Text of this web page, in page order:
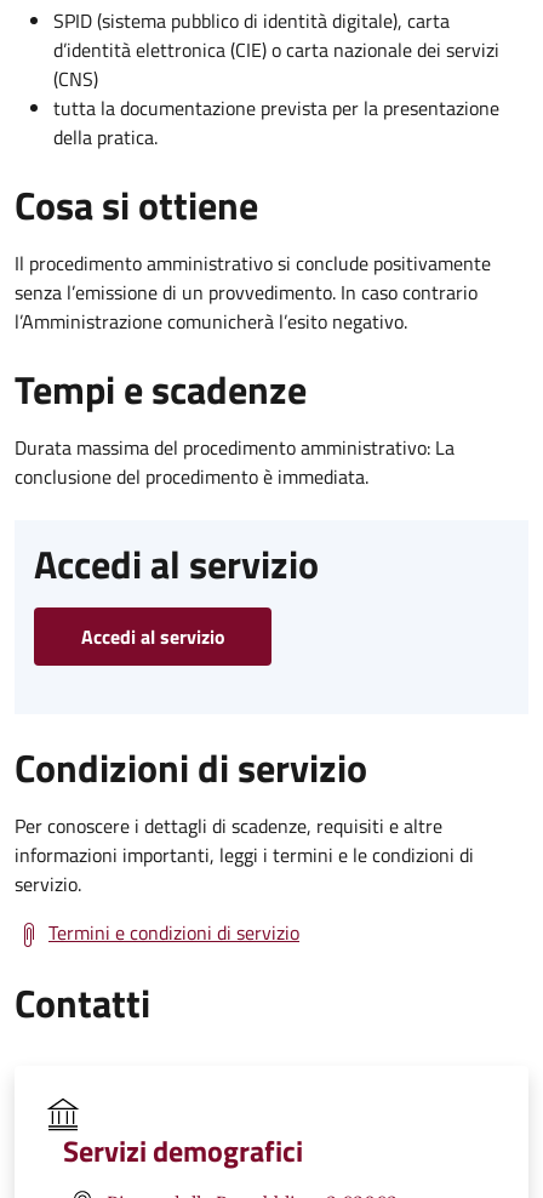
SPID (sistema pubblico di identità digitale), carta
d’identità elettronica (CIE) o carta nazionale dei servizi
(CNS)
tutta la documentazione prevista per la presentazione
della pratica.
Cosa si ottiene
Il procedimento amministrativo si conclude positivamente
senza l’emissione di un provvedimento. In caso contrario
l’Amministrazione comunicherà l’esito negativo.
Tempi e scadenze
Durata massima del procedimento amministrativo: La
conclusione del procedimento è immediata.
Accedi al servizio
Accedi al servizio
Condizioni di servizio
Per conoscere i dettagli di scadenze, requisiti e altre
informazioni importanti, leggi i termini e le condizioni di
servizio.
Termini e condizioni di servizio
Contatti
Servizi demografici